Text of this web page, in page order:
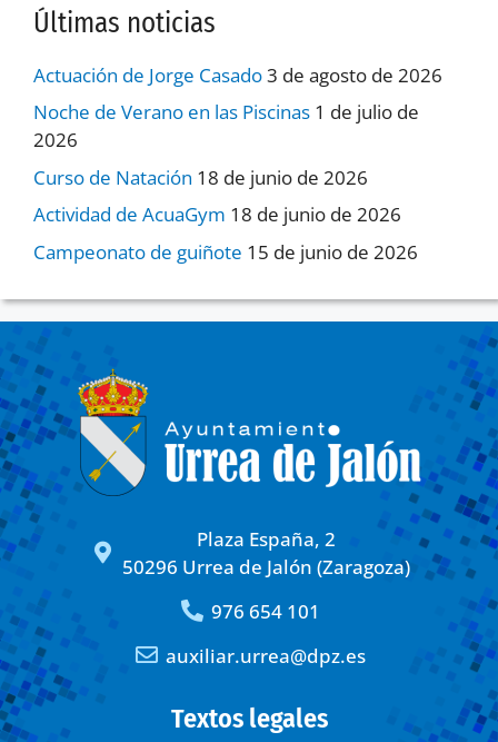
Últimas noticias
Actuación de Jorge Casado3 de agosto de 2026
Noche de Verano en las Piscinas 1 de julio de
2026
Curso de Natación 18 de junio de 2026
Actividad de AcuaGym 18 de junio de 2026
Campeonato de guiñote 15 de junio de 2026
Plaza España, 2
50296 Urrea de Jalón (Zaragoza)
976 654 101
auxiliar.urrea@dpz.es
Textos legales